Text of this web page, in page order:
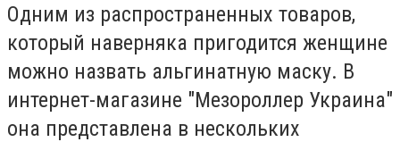
Одним из распространенных товаров,
который наверняка пригодится женщине
можно назвать альгинатную маску. В
интернет-магазине "Мезороллер Украина"
она представлена в нескольких